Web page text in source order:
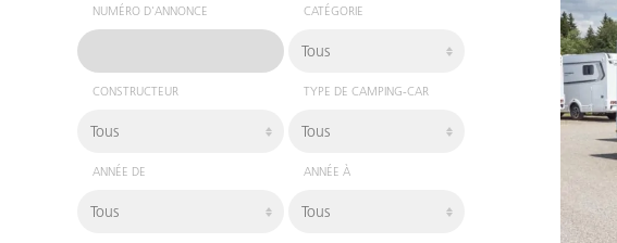
NUMÉRO D'ANNONCE CATÉGORIE
CONSTRUCTEUR TYPE DE CAMPING-CAR
ANNÉE DE ANNÉE À